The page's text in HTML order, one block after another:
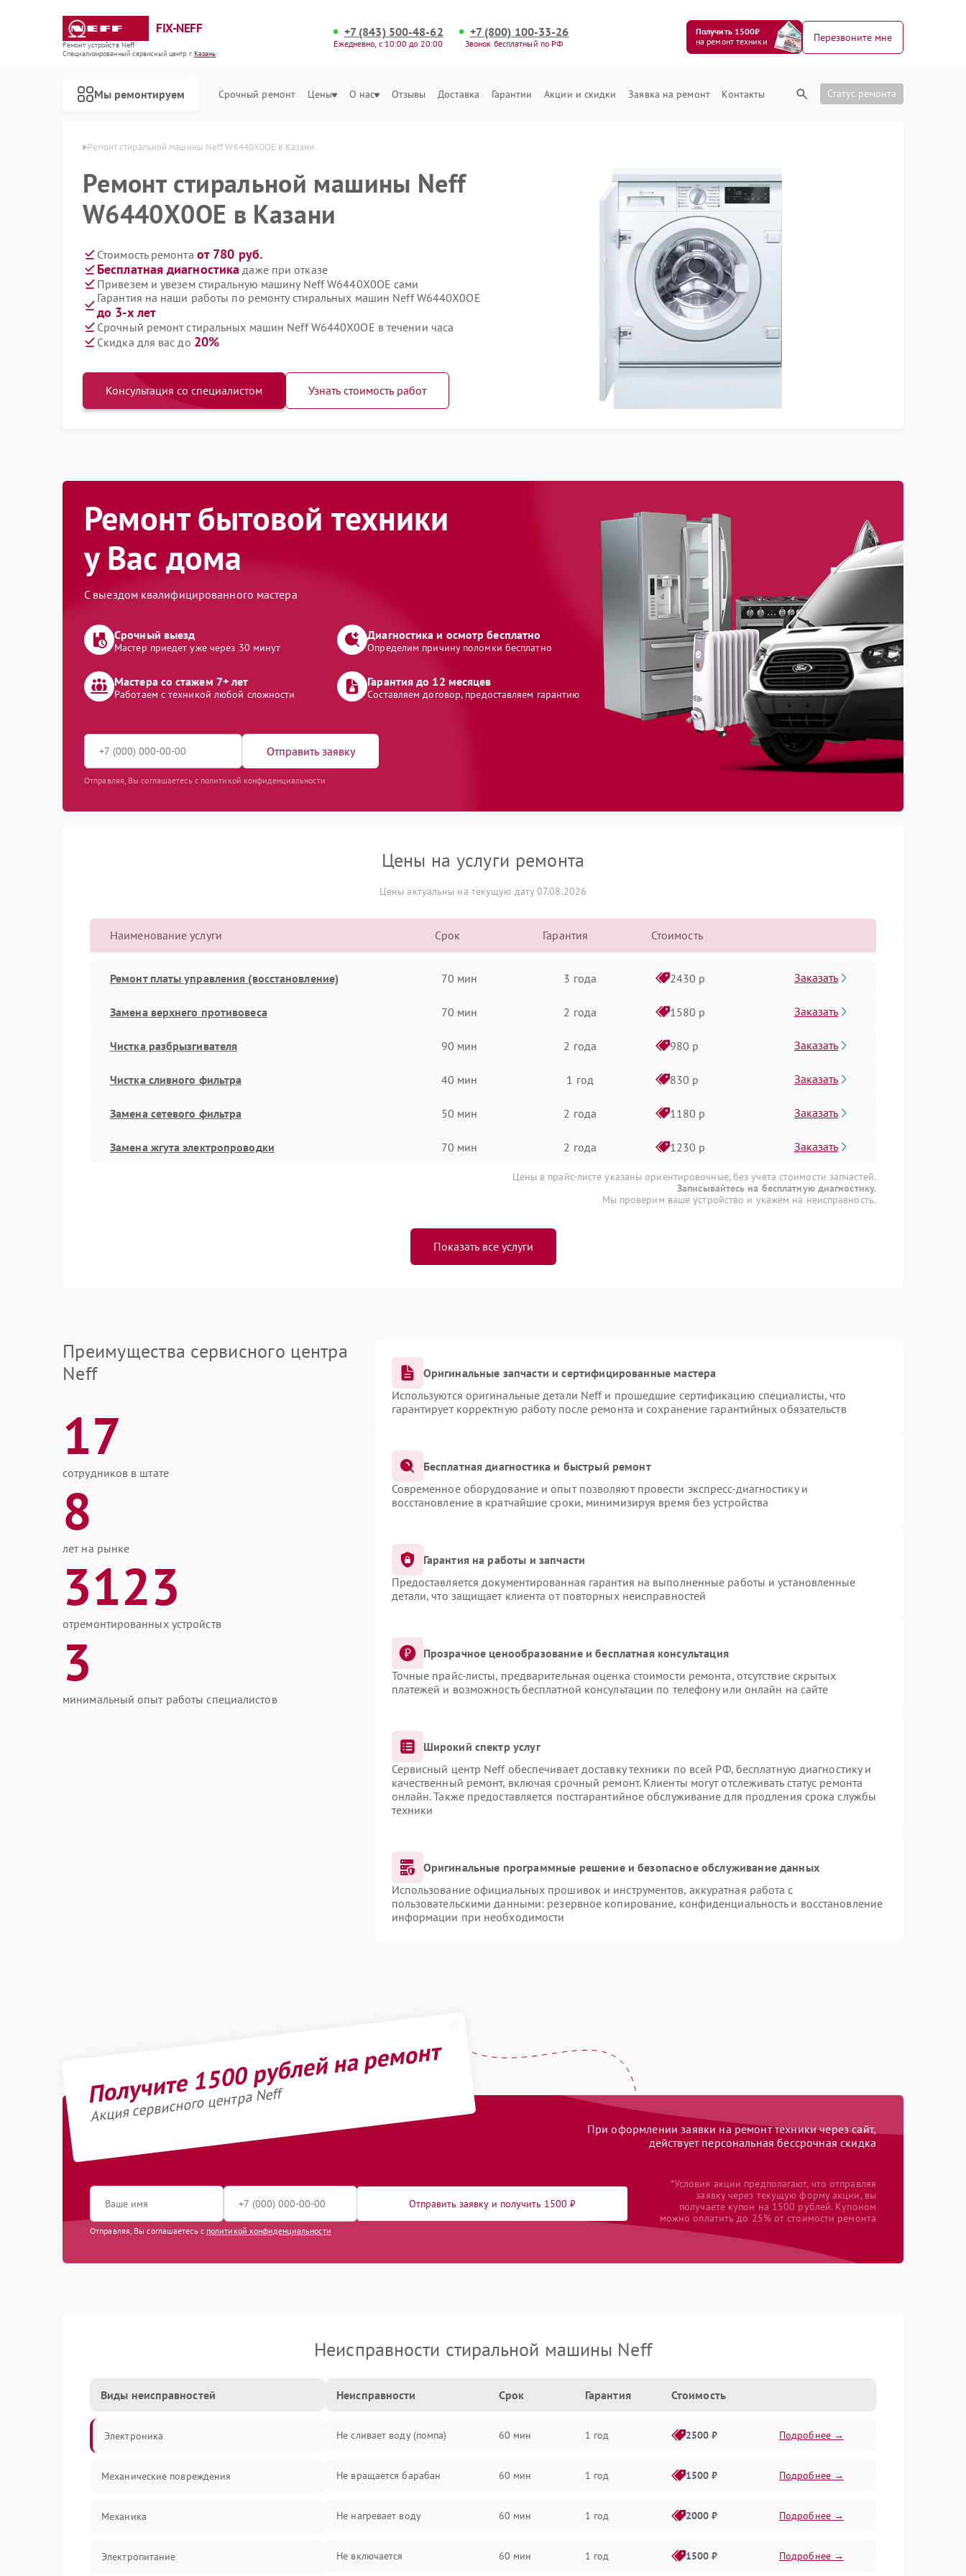
FIX-NEFF
Ремонт устройств Neff
Специализированный cервисный центр г.Казань
+7 (843) 500-48-62
Ежедневно, с 10:00 до 20:00
+7 (800) 100-33-26
Звонок бесплатный по РФ
Получить 1500₽
на ремонт техники
Перезвоните мне
Мы ремонтируем Срочный ремонт Цены О нас Отзывы Доставка Гарантии Акции и скидки Заявка на ремонт Контакты Статус ремонта
Neff в Казани Ремонт стиральной машины Neff W6440X0OE в Казани
Ремонт стиральной машины Neff
W6440X0OE в Казани
Стоимость ремонта от 780 руб.
Бесплатная диагностика даже при отказе
Привезем и увезем стиральную машину Neff W6440X0OE сами
Гарантия на наши работы по ремонту стиральных машин Neff W6440X0OE
до 3-х лет
Срочный ремонт стиральных машин Neff W6440X0OE в течении часа
Скидка для вас до 20%
Консультация со специалистом Узнать стоимость работ
Ремонт бытовой техники
у Вас дома
С выездом квалифицированного мастера
Срочный выезд
Мастер приедет уже через 30 минут
Диагностика и осмотр бесплатно
Определим причину поломки бесплатно
Мастера со стажем 7+ лет
Работаем с техникой любой сложности
Гарантия до 12 месяцев
Составляем договор, предоставляем гарантию
Отправить заявку
Отправляя, Вы соглашаетесь с политикой конфиденциальности
Цены на услуги ремонта
Цены актуальны на текущую дату 07.08.2026
Наименование услуги Срок Гарантия Стоимость
Ремонт платы управления (восстановление) 70 мин 3 года 2430 р Заказать
Замена верхнего противовеса 70 мин 2 года 1580 р Заказать
Чистка разбрызгивателя 90 мин 2 года 980 р Заказать
Чистка сливного фильтра 40 мин 1 год 830 р Заказать
Замена сетевого фильтра 50 мин 2 года 1180 р Заказать
Замена жгута электропроводки 70 мин 2 года 1230 р Заказать
Цены в прайс-листе указаны ориентировочные, без учета стоимости запчастей.
Записывайтесь на бесплатную диагностику.
Мы проверим ваше устройство и укажем на неисправность.
Показать все услуги
Преимущества сервисного центра
Neff
17
сотрудников в штате
8
лет на рынке
3123
отремонтированных устройств
3
минимальный опыт работы специалистов
Оригинальные запчасти и сертифицированные мастера
Используются оригинальные детали Neff и прошедшие сертификацию специалисты, что
гарантирует корректную работу после ремонта и сохранение гарантийных обязательств
Бесплатная диагностика и быстрый ремонт
Современное оборудование и опыт позволяют провести экспресс-диагностику и
восстановление в кратчайшие сроки, минимизируя время без устройства
Гарантия на работы и запчасти
Предоставляется документированная гарантия на выполненные работы и установленные
детали, что защищает клиента от повторных неисправностей
Прозрачное ценообразование и бесплатная консультация
Точные прайс-листы, предварительная оценка стоимости ремонта, отсутствие скрытых
платежей и возможность бесплатной консультации по телефону или онлайн на сайте
Широкий спектр услуг
Сервисный центр Neff обеспечивает доставку техники по всей РФ, бесплатную диагностику и
качественный ремонт, включая срочный ремонт. Клиенты могут отслеживать статус ремонта
онлайн. Также предоставляется постгарантийное обслуживание для продления срока службы
техники
Оригинальные программные решение и безопасное обслуживание данных
Использование официальных прошивок и инструментов, аккуратная работа с
пользовательскими данными: резервное копирование, конфиденциальность и восстановление
информации при необходимости
Получите 1500 рублей на ремонт
Акция сервисного центра Neff
При оформлении заявки на ремонт техники через сайт,
действует персональная бессрочная скидка
Отправить заявку и получить 1500 ₽
Отправляя, Вы соглашаетесь с политикой конфиденциальности
*Условия акции предполагают, что отправляя
заявку через текущую форму акции, вы
получаете купон на 1500 рублей. Купоном
можно оплатить до 25% от стоимости ремонта
Неисправности стиральной машины Neff
Виды неисправностей
Электроника
Механические повреждения
Механика
Электропитание
Неисправности Срок Гарантия Стоимость
Не сливает воду (помпа) 60 мин 1 год 2500 ₽ Подробнее →
Не вращается барабан 60 мин 1 год 1500 ₽ Подробнее →
Не нагревает воду 60 мин 1 год 2000 ₽ Подробнее →
Не включается 60 мин 1 год 1500 ₽ Подробнее →